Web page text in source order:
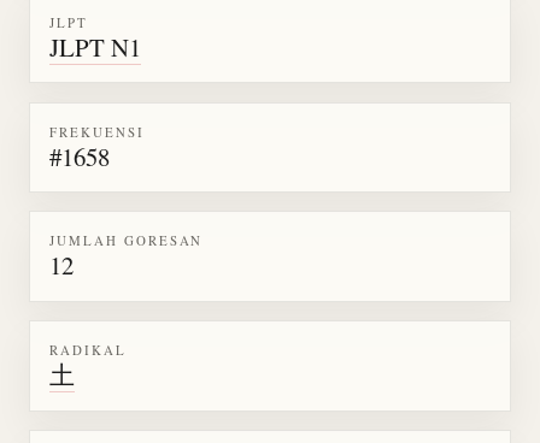
JLPT
JLPT N1
FREKUENSI
#1658
JUMLAH GORESAN
12
RADIKAL
土